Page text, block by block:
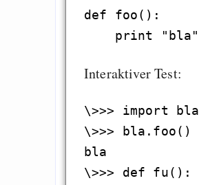
def foo():
Interaktiver Test:
\>>> import bla
\>>> bla.foo()
bla
\>>> def fu():